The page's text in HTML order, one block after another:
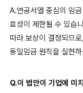
A.연공서열 중심의 임
효성이 제한될 수 있습
따라 보상이 결정되므
동일임금 원칙을 실현
Q.이 법안이 기업에 미